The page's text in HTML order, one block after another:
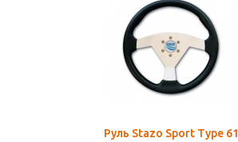
Руль Stazo Sport Type 61